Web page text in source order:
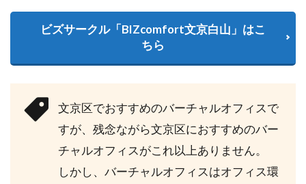
ビズサークル「BIZcomfort文京白山」はこ
ちら
文京区でおすすめのバーチャルオフィスで
すが、残念ながら文京区におすすめのバー
チャルオフィスがこれ以上ありません。
しかし、バーチャルオフィスはオフィス環